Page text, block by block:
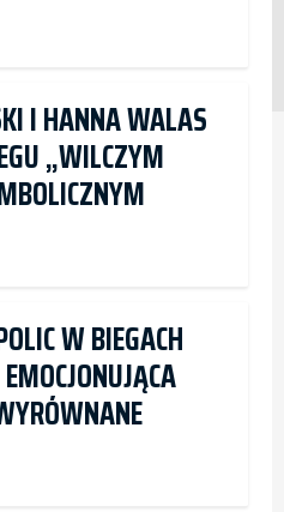
I HANNA WALAS
„WILCZYM
W BIEGACH